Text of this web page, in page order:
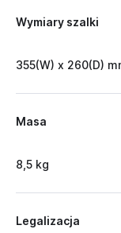
Wymiary szalki
355(W) x 260(D)
Masa
8,5 kg
Legalizacja